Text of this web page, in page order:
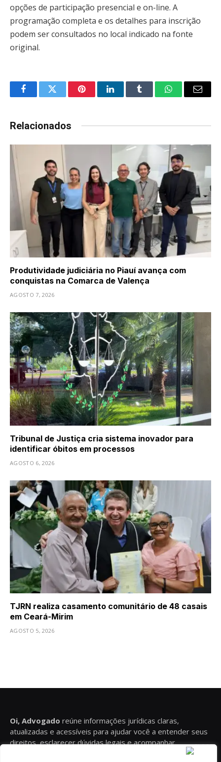
opções de participação presencial e on-line. A
programação completa e os detalhes para inscrição
podem ser consultados no local indicado na fonte
original.
FacebookTwitter PinterestLinkedInTumblr WhatsAppEmail
Relacionados
Produtividade judiciária no Piauí avança com
conquistas na Comarca de Valença
AGOSTO 7, 2026
Tribunal de Justiça cria sistema inovador para
identificar óbitos em processos
AGOSTO 6, 2026
TJRN realiza casamento comunitário de 48 casais
em Ceará-Mirim
AGOSTO 5, 2026
Oi, Advogado reúne informações jurídicas claras,
atualizadas e acessíveis para ajudar você a entender seus
direitos, esclarecer dúvidas legais e acompanhar
conteúdos relevantes sobre diferentes áreas do Direito.